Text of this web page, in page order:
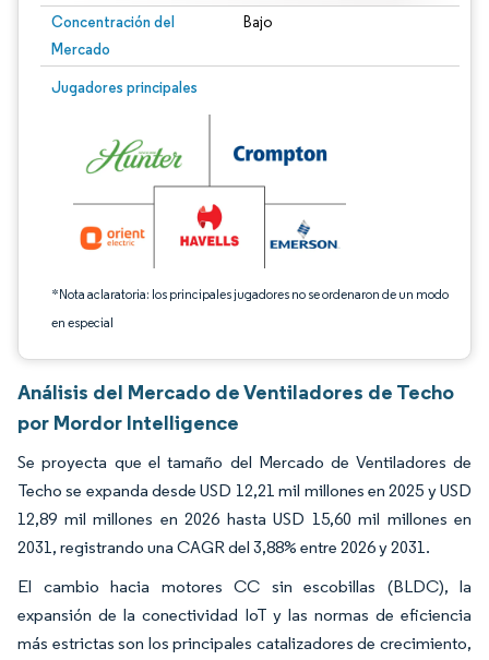
Concentración del
Mercado
Bajo
Jugadores principales
*Nota aclaratoria: los principales jugadores no se ordenaron de un modo
en especial
Imagen © Mordor Intelligence. El uso requiere atribución según CC BY 4.0.
Análisis del Mercado de Ventiladores de Techo
por Mordor Intelligence
Se proyecta que el tamaño del Mercado de Ventiladores de
Techo se expanda desde USD 12,21 mil millones en 2025 y USD
12,89 mil millones en 2026 hasta USD 15,60 mil millones en
2031, registrando una CAGR del 3,88% entre 2026 y 2031.
El cambio hacia motores CC sin escobillas (BLDC), la
expansión de la conectividad IoT y las normas de eficiencia
más estrictas son los principales catalizadores de crecimiento,